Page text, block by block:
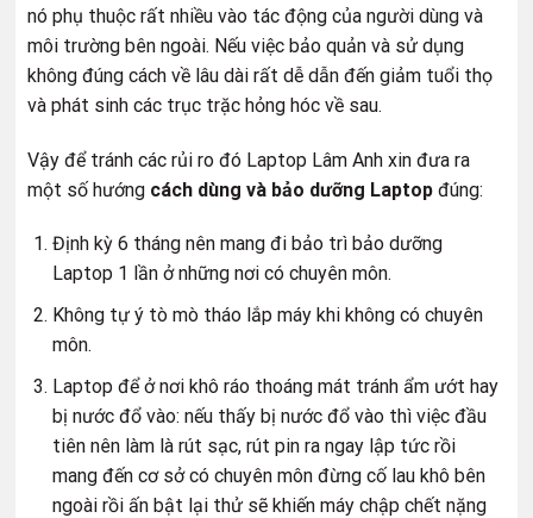
nó phụ thuộc rất nhiều vào tác động của người dùng và
môi trường bên ngoài. Nếu việc bảo quản và sử dụng
không đúng cách về lâu dài rất dễ dẫn đến giảm tuổi thọ
và phát sinh các trục trặc hỏng hóc về sau.
Vậy để tránh các rủi ro đó Laptop Lâm Anh xin đưa ra
một số hướng cách dùng và bảo dưỡng Laptop đúng:
Định kỳ 6 tháng nên mang đi bảo trì bảo dưỡng
Laptop 1 lần ở những nơi có chuyên môn.
Không tự ý tò mò tháo lắp máy khi không có chuyên
môn.
Laptop để ở nơi khô ráo thoáng mát tránh ẩm ướt hay
bị nước đổ vào: nếu thấy bị nước đổ vào thì việc đầu
tiên nên làm là rút sạc, rút pin ra ngay lập tức rồi
mang đến cơ sở có chuyên môn đừng cố lau khô bên
ngoài rồi ấn bật lại thử sẽ khiến máy chập chết nặng